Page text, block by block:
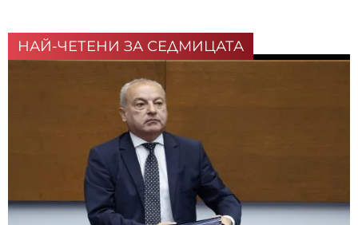
НАЙ-ЧЕТЕНИ ЗА СЕДМИЦАТА